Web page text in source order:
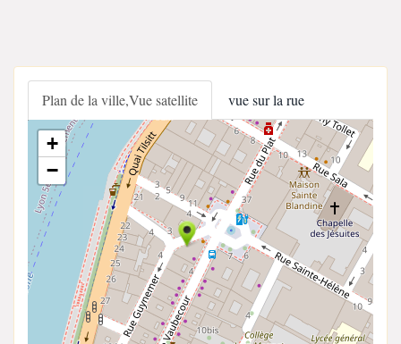
Plan de la ville,Vue satellite vue sur la rue
+
−